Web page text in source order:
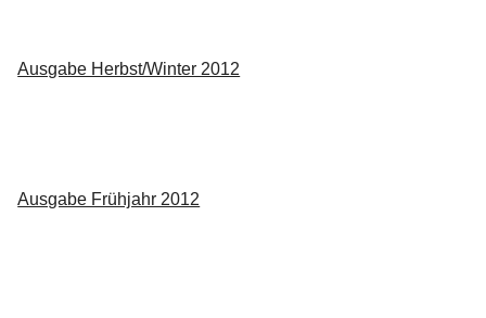
Ausgabe Herbst/Winter 2012
Ausgabe Frühjahr 2012